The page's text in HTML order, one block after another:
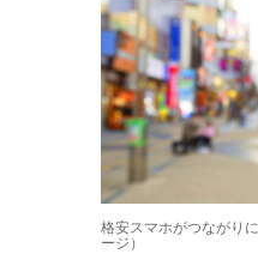
格安スマホがつながり
ージ）